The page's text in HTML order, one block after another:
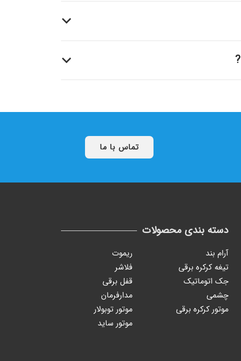
تماس با ما
دسته بندی محصولات
آرام بند
تیغه کرکره برقی
جک اتوماتیک
چشمی
موتور کرکره برقی
ریموت
فلاشر
قفل برقی
مدارفرمان
موتور توبولار
موتور ساید